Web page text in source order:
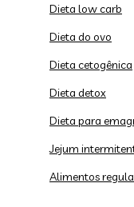
Dieta low carb
Dieta do ovo
Dieta cetogênica
Dieta detox
Dieta para
Jejum
Alimentos